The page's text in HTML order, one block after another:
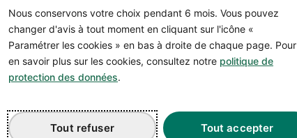
Nous conservons votre choix pendant 6 mois. Vous pouvez
changer d'avis à tout moment en cliquant sur l'icône «
Paramétrer les cookies » en bas à droite de chaque page. Pour
en savoir plus sur les cookies, consultez notre politique de
protection des données.
Tout accepter
Tout refuser